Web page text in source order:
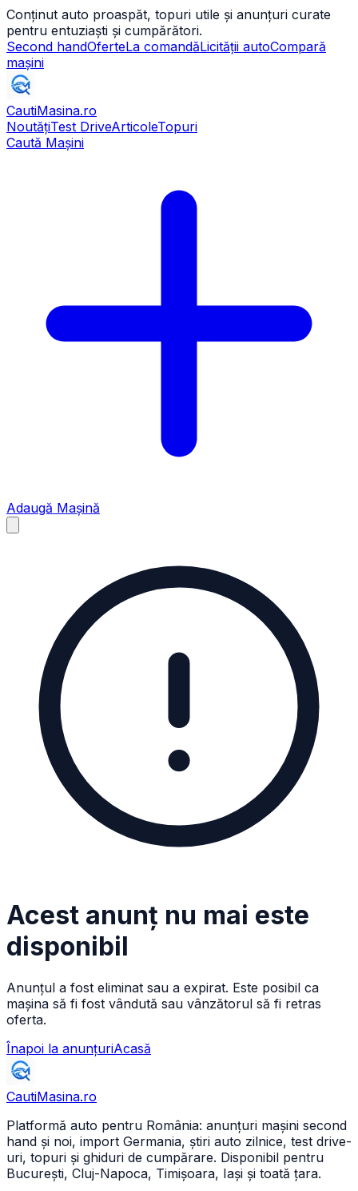
Conținut auto proaspăt, topuri utile și anunțuri curate
pentru entuziaști și cumpărători.
Second handOferteLa comandăLicității autoCompară
mașini
CautiMasina.ro
NoutățiTest DriveArticoleTopuri
Caută Mașini
Adaugă Mașină
Acest anunț nu mai este
disponibil
Anunțul a fost eliminat sau a expirat. Este posibil ca
mașina să fi fost vândută sau vânzătorul să fi retras
oferta.
Înapoi la anunțuriAcasă
CautiMasina.ro
Platformă auto pentru România: anunțuri mașini second
hand și noi, import Germania, știri auto zilnice, test drive-
uri, topuri și ghiduri de cumpărare. Disponibil pentru
București, Cluj-Napoca, Timișoara, Iași și toată țara.